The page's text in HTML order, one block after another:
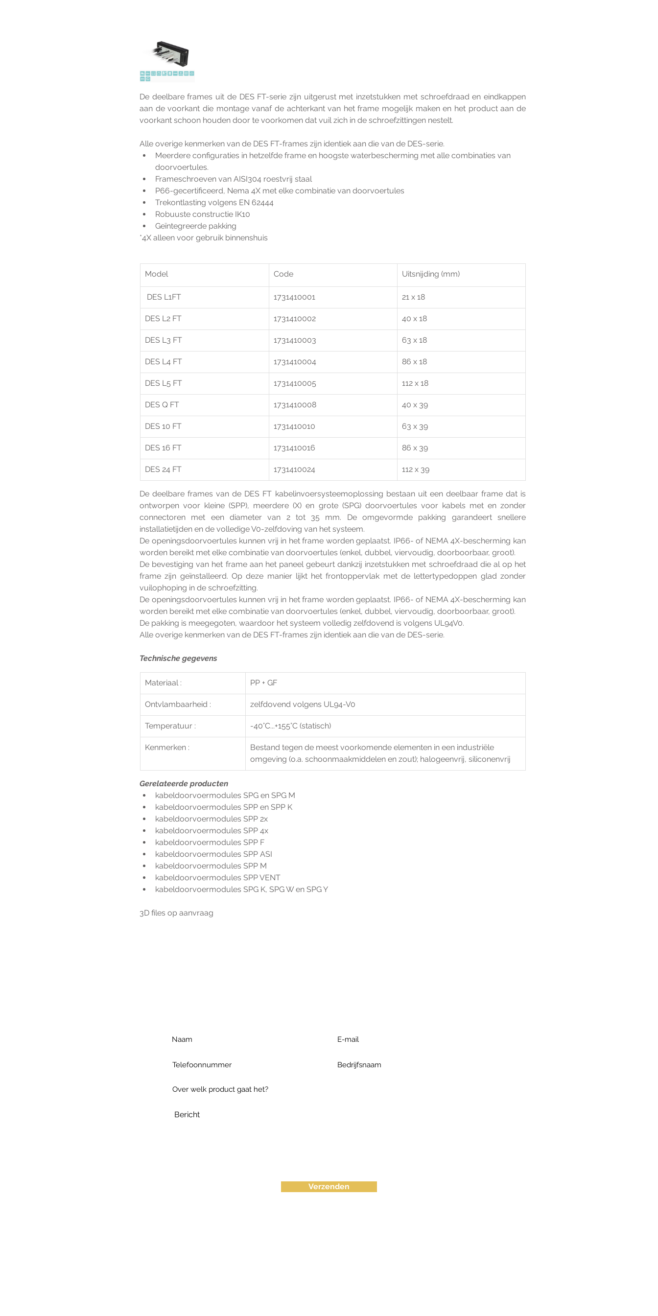
De deelbare frames uit de DES FT-serie zijn uitgerust met inzetstukken met schroefdraad en eindkappen
aan de voorkant die montage vanaf de achterkant van het frame mogelijk maken en het product aan de
voorkant schoon houden door te voorkomen dat vuil zich in de schroefzittingen nestelt.
Alle overige kenmerken van de DES FT-frames zijn identiek aan die van de DES-serie.
Meerdere configuraties in hetzelfde frame en hoogste waterbescherming met alle combinaties van
doorvoertules.
Frameschroeven van AISI304 roestvrij staal
P66-gecertificeerd, Nema 4X met elke combinatie van doorvoertules
Trekontlasting volgens EN 62444
Robuuste constructie IK10
Geïntegreerde pakking
*4X alleen voor gebruik binnenshuis
Model Code Uitsnijding (mm)
DES L1FT 1731410001 21 x 18
DES L2 FT 1731410002 40 x 18
DES L3 FT 1731410003 63 x 18
DES L4 FT 1731410004 86 x 18
DES L5 FT 1731410005 112 x 18
DES Q FT 1731410008 40 x 39
DES 10 FT 1731410010 63 x 39
DES 16 FT 1731410016 86 x 39
DES 24 FT 1731410024 112 x 39
De deelbare frames van de DES FT kabelinvoersysteemoplossing bestaan uit een deelbaar frame dat is
ontworpen voor kleine (SPP), meerdere (X) en grote (SPG) doorvoertules voor kabels met en zonder
connectoren met een diameter van 2 tot 35 mm. De omgevormde pakking garandeert snellere
installatietijden en de volledige V0-zelfdoving van het systeem.
De openingsdoorvoertules kunnen vrij in het frame worden geplaatst. IP66- of NEMA 4X-bescherming kan
worden bereikt met elke combinatie van doorvoertules (enkel, dubbel, viervoudig, doorboorbaar, groot).
De bevestiging van het frame aan het paneel gebeurt dankzij inzetstukken met schroefdraad die al op het
frame zijn geïnstalleerd. Op deze manier lijkt het frontoppervlak met de lettertypedoppen glad zonder
vuilophoping in de schroefzitting.
De openingsdoorvoertules kunnen vrij in het frame worden geplaatst. IP66- of NEMA 4X-bescherming kan
worden bereikt met elke combinatie van doorvoertules (enkel, dubbel, viervoudig, doorboorbaar, groot).
De pakking is meegegoten, waardoor het systeem volledig zelfdovend is volgens UL94V0.
Alle overige kenmerken van de DES FT-frames zijn identiek aan die van de DES-serie.
Technische gegevens
Materiaal : PP + GF
Ontvlambaarheid : zelfdovend volgens UL94-V0
Temperatuur : -40°C...+155°C (statisch)
Kenmerken :
Bestand tegen de meest voorkomende elementen in een industriële
omgeving (o.a. schoonmaakmiddelen en zout); halogeenvrij, siliconenvrij
Gerelateerde producten
kabeldoorvoermodules SPG en SPG M
kabeldoorvoermodules SPP en SPP K
kabeldoorvoermodules SPP 2x
kabeldoorvoermodules SPP 4x
kabeldoorvoermodules SPP F
kabeldoorvoermodules SPP ASI
kabeldoorvoermodules SPP M
kabeldoorvoermodules SPP VENT
kabeldoorvoermodules SPG K, SPG W en SPG Y
3D files op aanvraag
Verzenden